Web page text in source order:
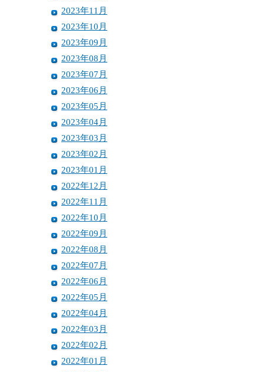
2023年11月
2023年10月
2023年09月
2023年08月
2023年07月
2023年06月
2023年05月
2023年04月
2023年03月
2023年02月
2023年01月
2022年12月
2022年11月
2022年10月
2022年09月
2022年08月
2022年07月
2022年06月
2022年05月
2022年04月
2022年03月
2022年02月
2022年01月